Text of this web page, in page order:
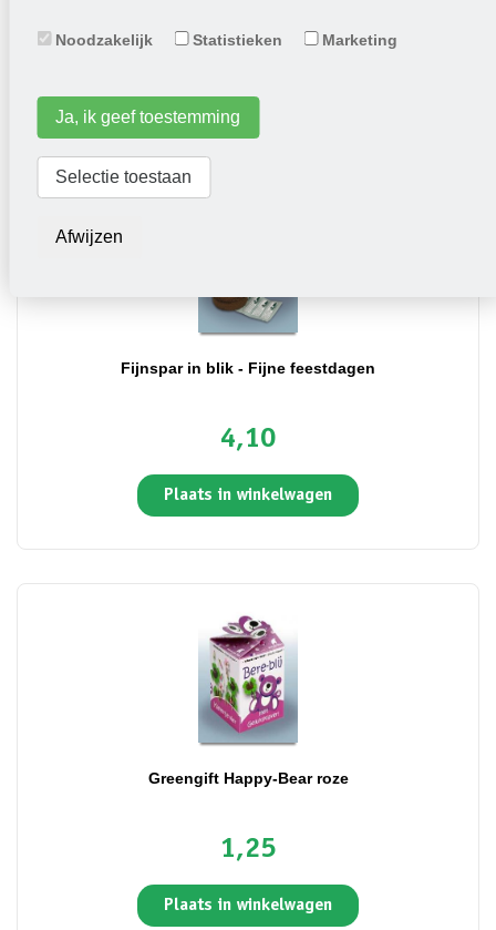
Noodzakelijk Statistieken Marketing
Ja, ik geef toestemming
Selectie toestaan
Afwijzen
0,90
Fijnspar in blik - Fijne feestdagen
4,10
Plaats in winkelwagen
Greengift Happy-Bear roze
1,25
Plaats in winkelwagen